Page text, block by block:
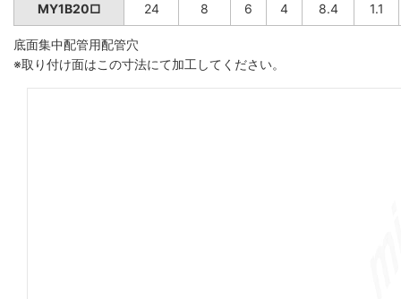
MY1B20□ 24 8 6 4 8.4 1.1
底面集中配管用配管穴
※取り付け面はこの寸法にて加工してください。